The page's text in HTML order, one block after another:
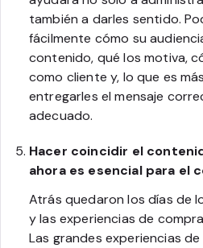
también a darles sentido.
fácilmente cómo su
contenido, qué los motiva,
como cliente y, lo que es
entregarles el mensaje
adecuado.
Hacer coincidir el
ahora es esencial para el
Atrás quedaron los días de
y las experiencias de
Las grandes experiencias